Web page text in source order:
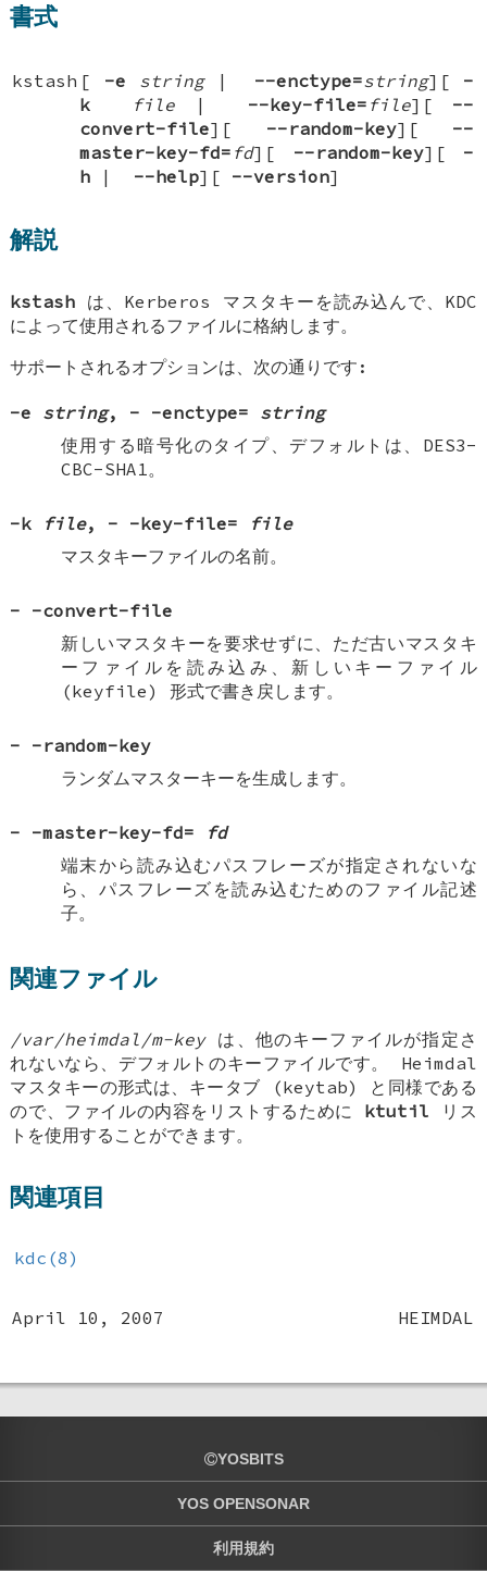
書式
kstash [ -e string| --enctype=string][ -
k
file | --key-file= file][ --
convert-file][ --random-key][ --
master-key-fd= fd][ --random-key][ -
h | --help][ --version]
解説
kstash は、Kerberos マスタキーを読み込んで、KDC
によって使用されるファイルに格納します。
サポートされるオプションは、次の通りです:
-e string, - -enctype= string
使用する暗号化のタイプ、デフォルトは、DES3-
CBC-SHA1。
-k file, - -key-file=
file
マスタキーファイルの名前。
- -convert-file
新しいマスタキーを要求せずに、ただ古いマスタキ
ーファイルを読み込み、新しいキーファイル
(keyfile) 形式で書き戻します。
- -random-key
ランダムマスターキーを生成します。
- -master-key-fd=
fd
端末から読み込むパスフレーズが指定されないな
ら、パスフレーズを読み込むためのファイル記述
子。
関連ファイル
/var/heimdal/m-keyは、他のキーファイルが指定さ
れないなら、デフォルトのキーファイルです。 Heimdal
マスタキーの形式は、キータブ (keytab) と同様である
ので、ファイルの内容をリストするために ktutil リス
トを使用することができます。
関連項目
kdc(8)
April 10, 2007 HEIMDAL
YOSBITS
YOS OPENSONAR
利用規約